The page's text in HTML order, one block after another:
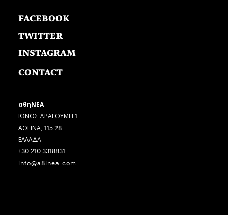
FACEBOOK
TWITTER
INSTAGRAM
CONTACT
αθηΝΕΑ
ΙΩΝΟΣ ΔΡΑΓΟΥΜΗ 1
ΑΘΗΝΑ, 115 28
ΕΛΛΑΔΑ
+30 210 3318831
info@a8inea.com